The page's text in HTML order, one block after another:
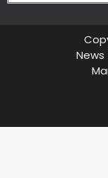
News